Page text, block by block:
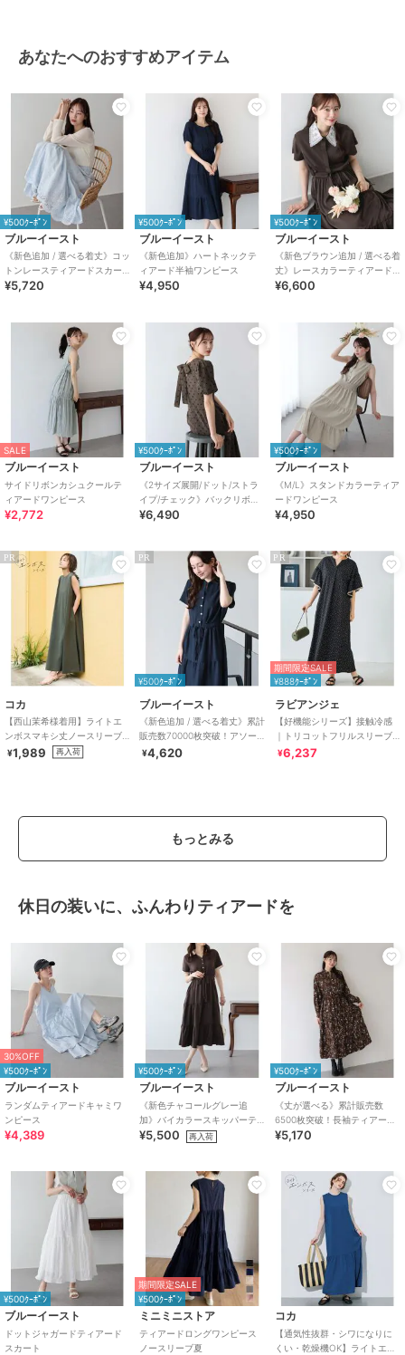
綿・コットン素材 /
ノースリーブ/バスト
下切り替えワンピース
ドスカート
ワンピース
綿・コットン素材/麻・リネン
/
ポリエステル素材 / チェック柄/
リボン/ノースリーブ/
バスト
下切り替えワンピース
ティアー
ドスカート
原産国 中国製
あなたへのおすすめアイテム
¥500ｸｰﾎﾟﾝ
ブルーイースト
《新色追加 / 選べる着丈》コッ
トンレースティアードスカー
ト
¥5,720
¥500ｸｰﾎﾟﾝ
ブルーイースト
《新色追加》ハートネックテ
ィアード半袖ワンピース
¥4,950
¥500ｸｰﾎﾟﾝ
ブルーイースト
《新色ブラウン追加 / 選べる着
丈》レースカラーティアード
ワンピース
¥6,600
SALE
ブルーイースト
サイドリボンカシュクールテ
ィアードワンピース
¥2,772
¥500ｸｰﾎﾟﾝ
ブルーイースト
《2サイズ展開/ドット/ストラ
イプ/チェック》バックリボン
マーメイドワンピース
¥6,490
¥500ｸｰﾎﾟﾝ
ブルーイースト
《M/L》スタンドカラーティア
ードワンピース
¥4,950
PR
コカ
【西山茉希様着用】ライトエ
ンボスマキシ丈ノースリーブ
ワンピース 全4色 / シワになり
¥1,989 再入荷
PR
¥500ｸｰﾎﾟﾝ
ブルーイースト
《新色追加 / 選べる着丈》累計
販売数70000枚突破！アソー
ト柄ワンピース
¥4,620
PR
期間限定SALE
¥888ｸｰﾎﾟﾝ
ラビアンジェ
【好機能シリーズ】接触冷感
｜トリコットフリルスリーブ
ワンピース｜1枚で着映える/上
¥6,237
もっとみる
休日の装いに、ふんわりティアードを
30%OFF
¥500ｸｰﾎﾟﾝ
ブルーイースト
ランダムティアードキャミワ
ンピース
¥4,389
¥500ｸｰﾎﾟﾝ
ブルーイースト
《新色チャコールグレー追
加》バイカラースキッパーテ
ィアードワンピース
¥5,500 再入荷
¥500ｸｰﾎﾟﾝ
ブルーイースト
《丈が選べる》累計販売数
6500枚突破！長袖ティアード
ワンピース
¥5,170
¥500ｸｰﾎﾟﾝ
ブルーイースト
ドットジャガードティアード
スカート
期間限定SALE
¥500ｸｰﾎﾟﾝ
ミニミニストア
ティアードロングワンピース
ノースリーブ夏
コカ
【通気性抜群・シワになりに
くい・乾燥機OK】ライトエン